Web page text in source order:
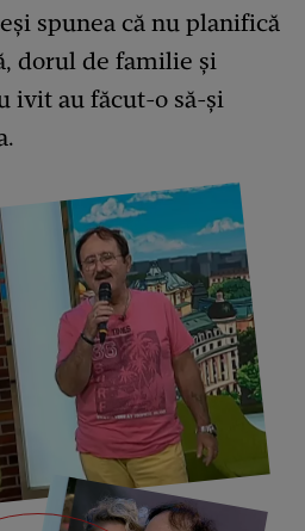
spunea că nu planifică
dorul de familie și
ivit au făcut-o să-și